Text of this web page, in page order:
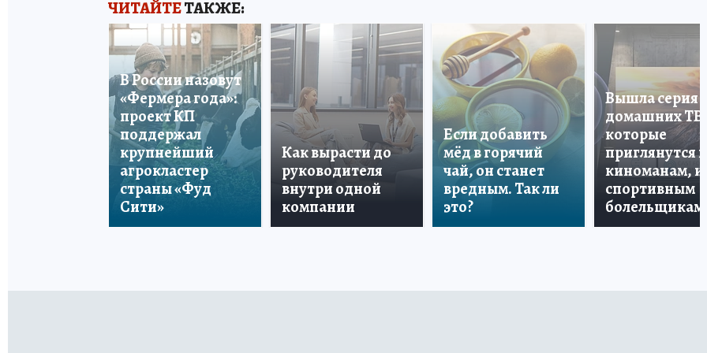
ЧИТАЙТЕТАКЖЕ:
В России назовут
«Фермера года»:
проект КП
поддержал
крупнейший
агрокластер
страны «Фуд
Сити»
Как вырасти до
руководителя
внутри одной
компании
Если добавить
мёд в горячий
чай, он станет
вредным. Так ли
это?
Вышла серия
домашних ТВ,
которые
приглянутся и
киноманам, и
спортивным
болельщикам